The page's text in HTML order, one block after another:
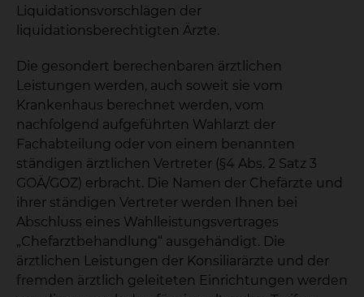
Liquidationsvorschlägen der
liquidationsberechtigten Ärzte.
Die gesondert berechenbaren ärztlichen
Leistungen werden, auch soweit sie vom
Krankenhaus berechnet werden, vom
nachfolgend aufgeführten Wahlarzt der
Fachabteilung oder von einem benannten
ständigen ärztlichen Vertreter (§4 Abs. 2 Satz 3
GOÄ/GOZ) erbracht. Die Namen der Chefärzte und
ihrer ständigen Vertreter werden Ihnen bei
Abschluss eines Wahlleistungsvertrages
„Chefarztbehandlung“ ausgehändigt. Die
ärztlichen Leistungen der Konsiliarärzte und der
fremden ärztlich geleiteten Einrichtungen werden